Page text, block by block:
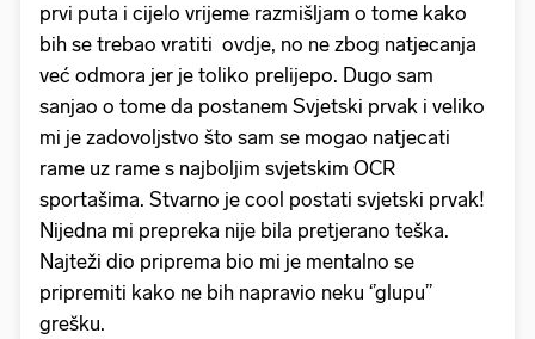
prvi puta i cijelo vrijeme razmišljam o tome kako
bih se trebao vratiti ovdje, no ne zbog natjecanja
već odmora jer je toliko prelijepo. Dugo sam
sanjao o tome da postanem Svjetski prvak i veliko
mi je zadovoljstvo što sam se mogao natjecati
rame uz rame s najboljim svjetskim OCR
sportašima. Stvarno je cool postati svjetski prvak!
Nijedna mi prepreka nije bila pretjerano teška.
Najteži dio priprema bio mi je mentalno se
pripremiti kako ne bih napravio neku ‘’glupu’’
grešku.